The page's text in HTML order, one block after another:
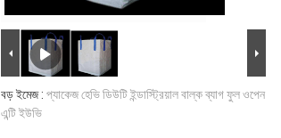
বড় ইমেজ : প্যাকেজ হেভি ডিউটি ​​ইন্ডাস্ট্রিয়াল বাল্ক ব্যাগ ফুল ওপেন
এন্টি ইউভি